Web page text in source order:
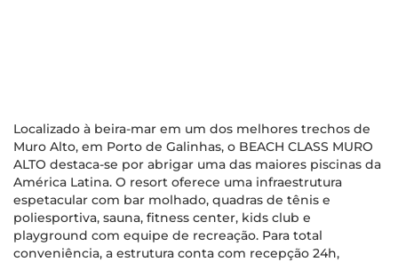
Localizado à beira-mar em um dos melhores trechos de
Muro Alto, em Porto de Galinhas, o BEACH CLASS MURO
ALTO destaca-se por abrigar uma das maiores piscinas da
América Latina. O resort oferece uma infraestrutura
espetacular com bar molhado, quadras de tênis e
poliesportiva, sauna, fitness center, kids club e
playground com equipe de recreação. Para total
conveniência, a estrutura conta com recepção 24h,